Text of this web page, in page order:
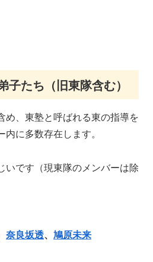
子たち（旧東隊含む）
め、東塾と呼ばれる東の指導を
に多数存在します。
いです（現東隊のメンバーは除
奈良坂透、 鳩原未来